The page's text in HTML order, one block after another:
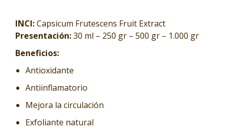
INCI:Capsicum Frutescens Fruit Extract
Presentación:30 ml – 250 gr – 500 gr – 1.000 gr
Beneficios:
Antioxidante
Antiinflamatorio
Mejora la circulación
Exfoliante natural